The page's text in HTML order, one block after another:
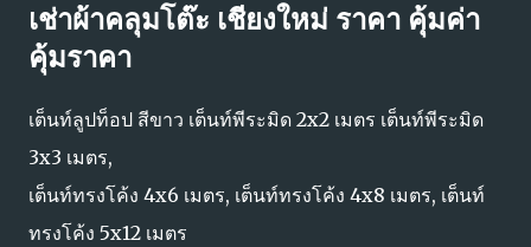
เช่าผ้าคลุมโต๊ะ เชียงใหม่ ราคา คุ้มค่า
คุ้มราคา
เต็นท์ลูปท็อป สีขาว เต็นท์พีระมิด 2x2 เมตร เต็นท์พีระมิด
3x3 เมตร,
เต็นท์ทรงโค้ง 4x6 เมตร, เต็นท์ทรงโค้ง 4x8 เมตร, เต็นท์
ทรงโค้ง 5x12 เมตร